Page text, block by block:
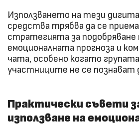
Използването на тези
средства трябва да се
стратегията за подобряване
емоционалната прогноза и
чата, особено когато групата
участниците не се познават
Практически съвети
използване на